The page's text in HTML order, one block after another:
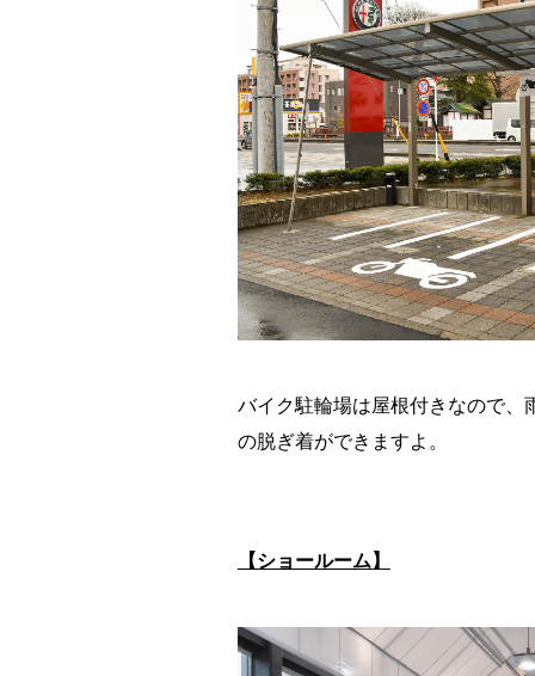
バイク駐輪場は屋根付きなので、
の脱ぎ着ができますよ。
【ショールーム】